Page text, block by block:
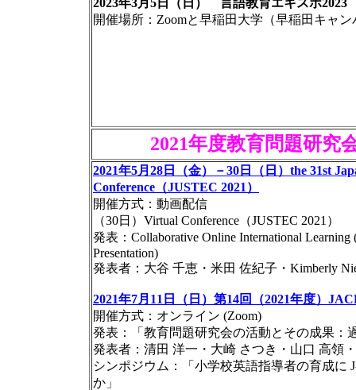
2023年3月5日（日） 言語教育エキスポ2023
開催場所：Zoomと早稲田大学（早稲田キャン
2021年度教育問題研究
2021年5月28日（金）－30日（日）the 31st
Conference（JUSTEC 2021）
開催方式：動画配信
（30日）Virtual Conference（JUSTEC 2021）
発表：Collaborative Online International Learning
Presentation)
発表者：大谷 千恵・米田 佐紀子・Kimberly
2021年7月11日（日）第14回（2021年度）
開催方式：オンライン (Zoom)
発表：「教育問題研究会の活動とその成果：
発表者：清田 洋一・大崎 さつき・山口 高領
シンポジウム：「小学校英語指導者の育成に
か」